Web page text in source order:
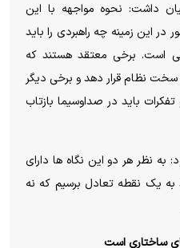
داشت: نحوه مواجهه با این
در این زمینه چه راهبردی را باید
است. برخی معتقد هستند که
نظام قرار دهد و برخی دیگر
باید در صداوسیما بازتاب
به نظر هر دو این نگاه ها دارای
به یک نقطه تعادل برسیم که نه
ساختاری است